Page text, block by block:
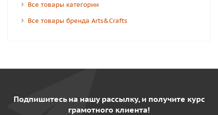
Все товары категории
Все товары бренда Arts&Crafts
Подпишитесь на нашу рассылку, и получите курс
грамотного клиента!